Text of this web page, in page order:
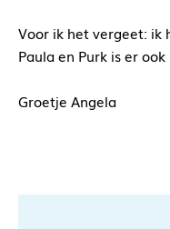
Voor ik het vergeet: ik
Paula en Purk is er
Groetje Angela